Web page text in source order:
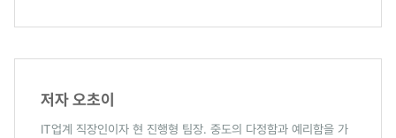
저자 오초이
IT업계 직장인이자 현 진행형 팀장. 중도의 다정함과 예리함을 가